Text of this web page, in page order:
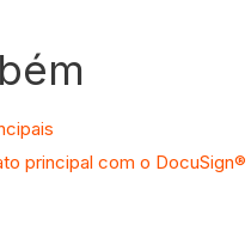
principal com o DocuSign®